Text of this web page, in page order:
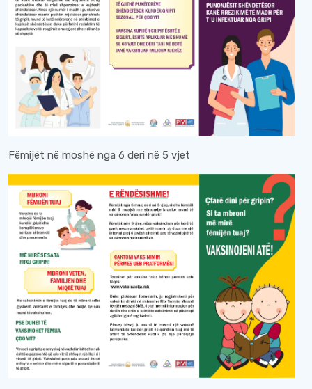
Fëmijët në moshë nga 6 deri në 5 vjet